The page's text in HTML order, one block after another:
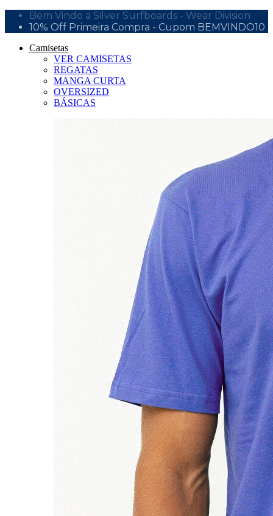
Bem Vindo a Silver Surfboards - Wear Division
10% Off Primeira Compra - Cupom BEMVINDO10
Camisetas
VER CAMISETAS
REGATAS
MANGA CURTA
OVERSIZED
BÁSICAS